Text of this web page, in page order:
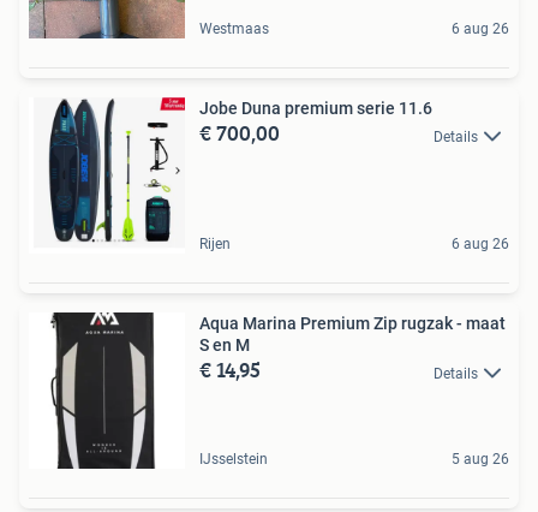
Westmaas 6 aug 26
Jobe Duna premium serie 11.6
€ 700,00 Details
Rijen 6 aug 26
Aqua Marina Premium Zip rugzak - maat
S en M
€ 14,95 Details
IJsselstein 5 aug 26